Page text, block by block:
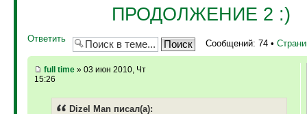
ПРОДОЛЖЕНИЕ 2 :)
Ответить Сообщений: 74 •
full time» 03 июн 2010, Чт
15:26
Dizel Man писал(а):